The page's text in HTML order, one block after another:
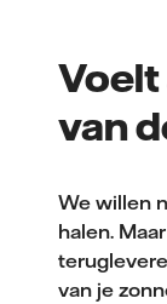
Voelt
van
We willen
halen.
van je